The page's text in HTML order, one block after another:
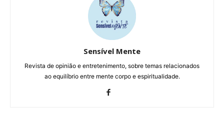
Sensível Mente
Revista de opinião e entretenimento, sobre temas relacionados
ao equilíbrio entre mente corpo e espiritualidade.